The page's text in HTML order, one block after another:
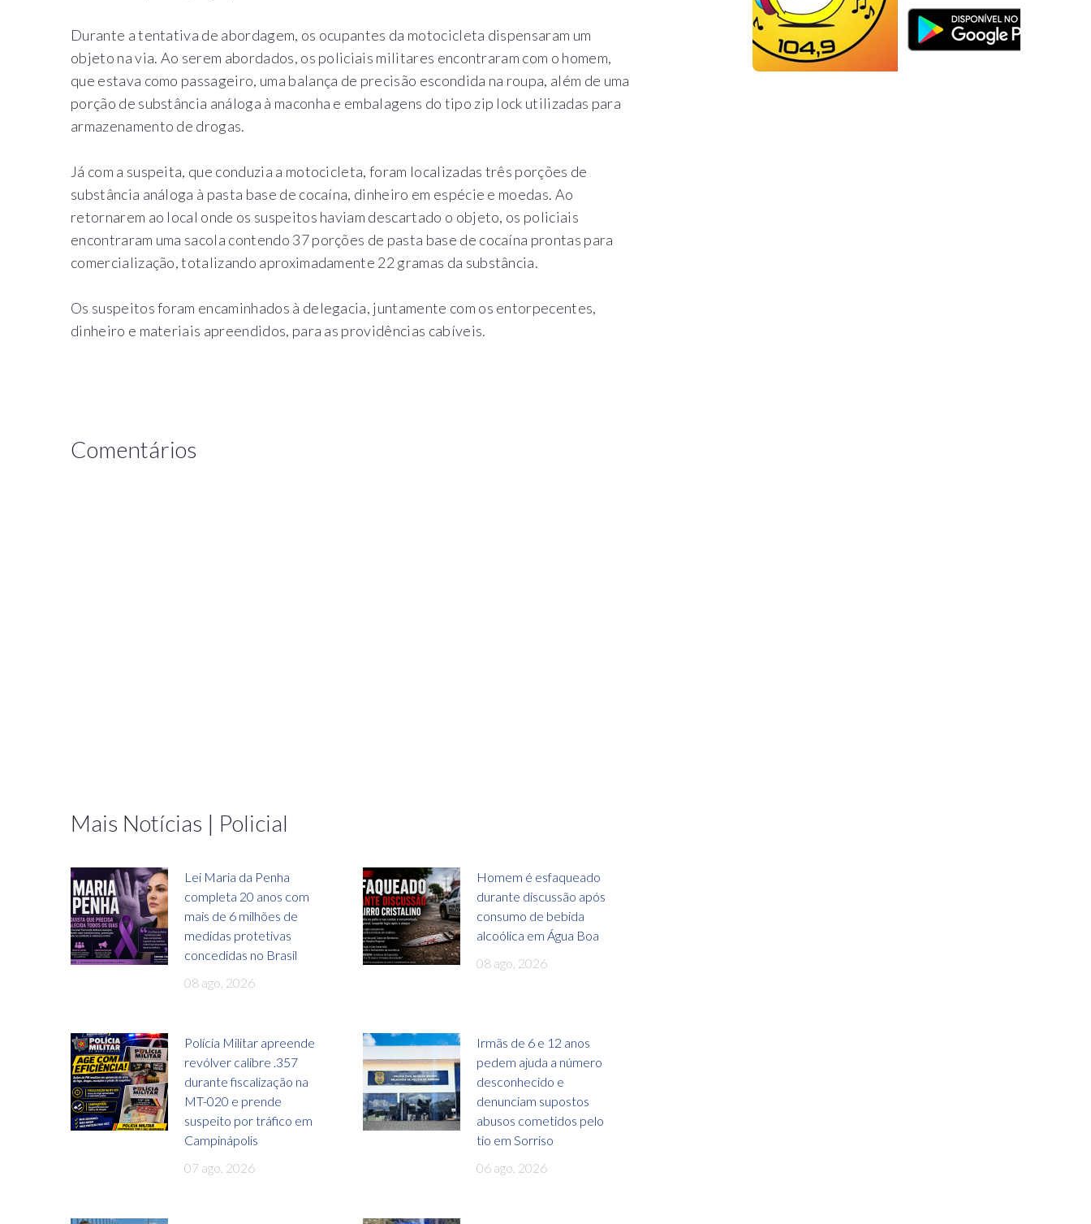
Durante a tentativa de abordagem, os ocupantes da motocicleta dispensaram um
objeto na via. Ao serem abordados, os policiais militares encontraram com o homem,
que estava como passageiro, uma balança de precisão escondida na roupa, além de uma
porção de substância análoga à maconha e embalagens do tipo zip lock utilizadas para
armazenamento de drogas.
Já com a suspeita, que conduzia a motocicleta, foram localizadas três porções de
substância análoga à pasta base de cocaína, dinheiro em espécie e moedas. Ao
retornarem ao local onde os suspeitos haviam descartado o objeto, os policiais
encontraram uma sacola contendo 37 porções de pasta base de cocaína prontas para
comercialização, totalizando aproximadamente 22 gramas da substância.
Os suspeitos foram encaminhados à delegacia, juntamente com os entorpecentes,
dinheiro e materiais apreendidos, para as providências cabíveis.
Comentários
Mais Notícias | Policial
Lei Maria da Penha
completa 20 anos com
mais de 6 milhões de
medidas protetivas
concedidas no Brasil
08 ago, 2026
Homem é esfaqueado
durante discussão após
consumo de bebida
alcoólica em Água Boa
08 ago, 2026
Polícia Militar apreende
revólver calibre .357
durante fiscalização na
MT-020 e prende
suspeito por tráfico em
Campinápolis
07 ago, 2026
Irmãs de 6 e 12 anos
pedem ajuda a número
desconhecido e
denunciam supostos
abusos cometidos pelo
tio em Sorriso
06 ago, 2026